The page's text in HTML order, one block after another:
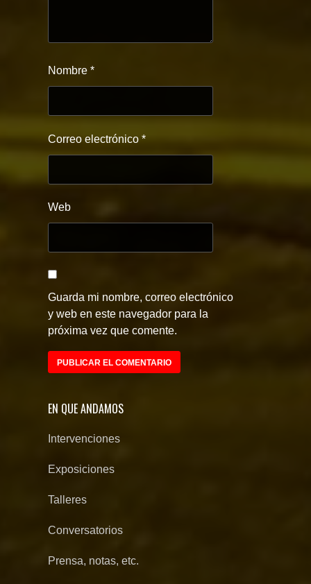
Nombre *
Correo electrónico *
Web
Guarda mi nombre, correo electrónico
y web en este navegador para la
próxima vez que comente.
EN QUE ANDAMOS
Intervenciones
Exposiciones
Talleres
Conversatorios
Prensa, notas, etc.